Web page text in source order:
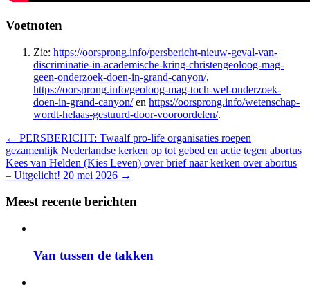
Voetnoten
Zie: https://oorsprong.info/persbericht-nieuw-geval-van-
discriminatie-in-academische-kring-christengeoloog-mag-
geen-onderzoek-doen-in-grand-canyon/,
https://oorsprong.info/geoloog-mag-toch-wel-onderzoek-
doen-in-grand-canyon/en https://oorsprong.info/wetenschap-
wordt-helaas-gestuurd-door-vooroordelen/.
← PERSBERICHT: Twaalf pro-life organisaties roepen
gezamenlijk Nederlandse kerken op tot gebed en actie tegen abortus
Kees van Helden (Kies Leven) over brief naar kerken over abortus
– Uitgelicht! 20 mei 2026 →
Meest recente berichten
Van tussen de takken